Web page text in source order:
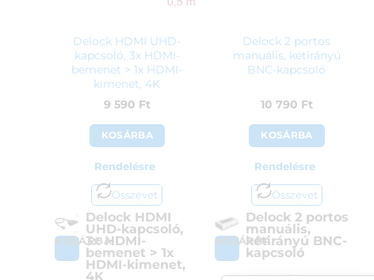
Delock HDMI UHD-
kapcsoló, 3x HDMI-
bemenet > 1x HDMI-
kimenet, 4K
9 590 Ft
KOSÁRBA
Rendelésre
Összevet
KOSÁRBA
Delock HDMI
UHD-kapcsoló,
3x HDMI-
bemenet > 1x
HDMI-kimenet,
4K
Delock 2 portos
manuális, kétirányú
BNC-kapcsoló
10 790 Ft
KOSÁRBA
Rendelésre
Összevet
KOSÁRBA
Delock 2 portos
manuális,
kétirányú BNC-
kapcsoló
Cikkszám:87669